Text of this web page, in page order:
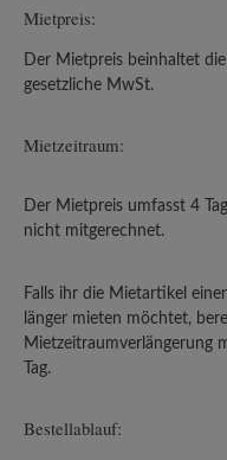
Mietpreis:
Der Mietpreis beinhaltet
gesetzliche MwSt.
Mietzeitraum:
Der Mietpreis umfasst 4
nicht mitgerechnet.
Falls ihr die Mietartikel
länger mieten möchtet,
Mietzeitraumverlängerung
Tag.
Bestellablauf: